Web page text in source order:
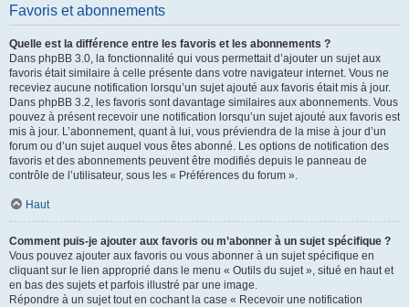
Favoris et abonnements
Quelle est la différence entre les favoris et les abonnements ?
Dans phpBB 3.0, la fonctionnalité qui vous permettait d’ajouter un sujet aux
favoris était similaire à celle présente dans votre navigateur internet. Vous ne
receviez aucune notification lorsqu’un sujet ajouté aux favoris était mis à jour.
Dans phpBB 3.2, les favoris sont davantage similaires aux abonnements. Vous
pouvez à présent recevoir une notification lorsqu’un sujet ajouté aux favoris est
mis à jour. L’abonnement, quant à lui, vous préviendra de la mise à jour d’un
forum ou d’un sujet auquel vous êtes abonné. Les options de notification des
favoris et des abonnements peuvent être modifiés depuis le panneau de
contrôle de l’utilisateur, sous les « Préférences du forum ».
Haut
Comment puis-je ajouter aux favoris ou m’abonner à un sujet spécifique ?
Vous pouvez ajouter aux favoris ou vous abonner à un sujet spécifique en
cliquant sur le lien approprié dans le menu « Outils du sujet », situé en haut et
en bas des sujets et parfois illustré par une image.
Répondre à un sujet tout en cochant la case « Recevoir une notification